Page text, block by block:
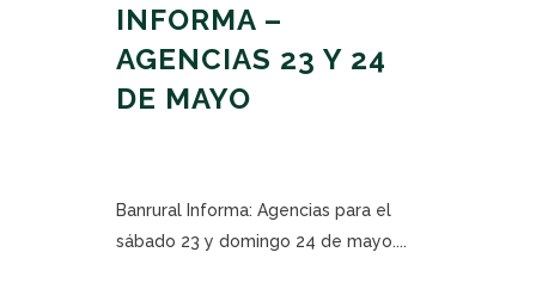
INFORMA –
AGENCIAS 23 Y 24
DE MAYO
Banrural Informa: Agencias para el
sábado 23 y domingo 24 de mayo....